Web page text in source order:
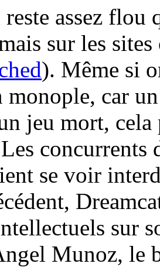
assez flou
sur les
). Même si
monople, car
jeu mort, cela
se voir
sur
Munoz, le